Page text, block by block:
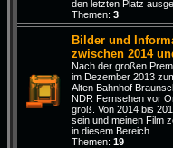
den letzten Platz
Themen: 3
Bilder und
zwischen 2014
Nach der großen
im Dezember 2013
Alten Bahnhof
NDR Fernsehen vor
groß. Von 2014 bis
sein und meinen Film
in diesem Bereich.
Themen: 19